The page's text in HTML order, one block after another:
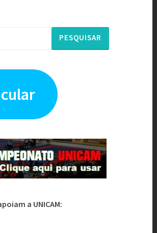
PESQUISAR
a UNICAM: